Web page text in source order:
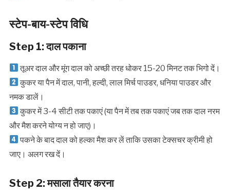
स्टेप-बाय-स्टेप विधि
Step 1: दाल पकाना
तूअर दाल और मूंग दाल को अच्छी तरह धोकर 15-20 मिनट तक भिगो दें।
कुकर या पैन में दाल, पानी, हल्दी, लाल मिर्च पाउडर, धनिया पाउडर और
नमक डालें।
कुकर में 3-4 सीटी तक पकाएं (या पैन में तब तक पकाएं जब तक दाल नरम
और मैश करने योग्य न हो जाए)।
पकने के बाद दाल को हल्का मैश कर लें ताकि उसका टेक्सचर क्रीमी हो
जाए। अलग रख दें।
Step 2: मसाला तैयार करना